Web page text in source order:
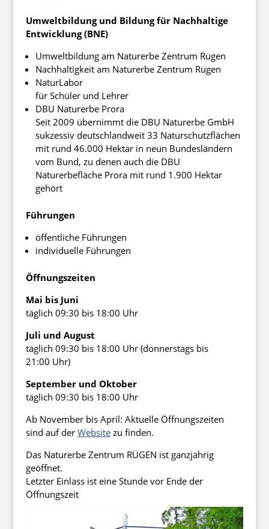
Umweltbildung und Bildung für Nachhaltige
Entwicklung (BNE)
Umweltbildung am Naturerbe Zentrum Rügen
Nachhaltigkeit am Naturerbe Zentrum Rügen
NaturLabor
für Schüler und Lehrer
DBU Naturerbe Prora
Seit 2009 übernimmt die DBU Naturerbe GmbH
sukzessiv deutschlandweit 33 Naturschutzflächen
mit rund 46.000 Hektar in neun Bundesländern
vom Bund, zu denen auch die DBU
Naturerbefläche Prora mit rund 1.900 Hektar
gehört
Führungen
öffentliche Führungen
individuelle Führungen
Öffnungszeiten
Mai bis Juni
täglich 09:30 bis 18:00 Uhr
Juli und August
täglich 09:30 bis 18:00 Uhr (donnerstags bis
21:00 Uhr)
September und Oktober
täglich 09:30 bis 18:00 Uhr
Ab November bis April: Aktuelle Öffnungszeiten
sind auf der Websitezu finden.
Das Naturerbe Zentrum RÜGEN ist ganzjährig
geöffnet.
Letzter Einlass ist eine Stunde vor Ende der
Öffnungszeit